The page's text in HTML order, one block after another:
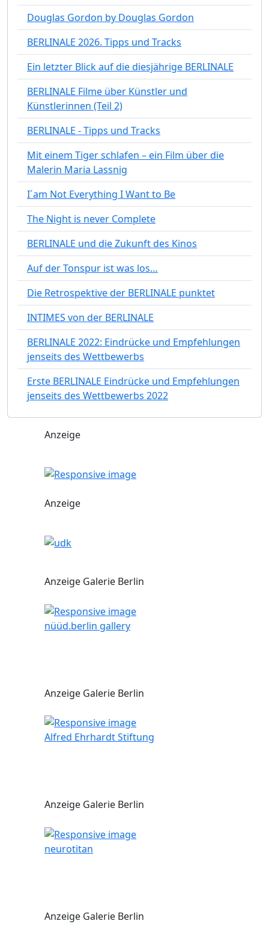
Douglas Gordon by Douglas Gordon
BERLINALE 2026. Tipps und Tracks
Ein letzter Blick auf die diesjährige BERLINALE
BERLINALE Filme über Künstler und
Künstlerinnen (Teil 2)
BERLINALE - Tipps und Tracks
Mit einem Tiger schlafen – ein Film über die
Malerin Maria Lassnig
I´am Not Everything I Want to Be
The Night is never Complete
BERLINALE und die Zukunft des Kinos
Auf der Tonspur ist was los…
Die Retrospektive der BERLINALE punktet
INTIMES von der BERLINALE
BERLINALE 2022: Eindrücke und Empfehlungen
jenseits des Wettbewerbs
Erste BERLINALE Eindrücke und Empfehlungen
jenseits des Wettbewerbs 2022
Anzeige
Anzeige
Anzeige Galerie Berlin
nüüd.berlin gallery
Anzeige Galerie Berlin
Alfred Ehrhardt Stiftung
Anzeige Galerie Berlin
neurotitan
Anzeige Galerie Berlin